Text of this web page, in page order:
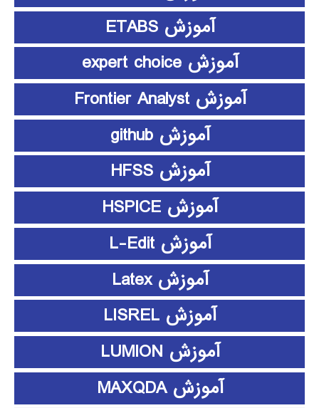
آموزش ETABS
آموزش expert choice
آموزش Frontier Analyst
آموزش github
آموزش HFSS
آموزش HSPICE
آموزش L-Edit
آموزش Latex
آموزش LISREL
آموزش LUMION
آموزش MAXQDA